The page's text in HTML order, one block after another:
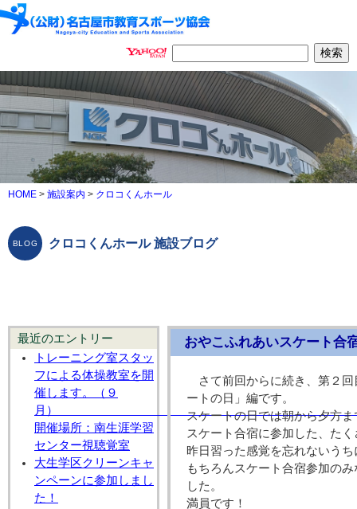
HOME > 施設案内 > クロコくんホール
クロコくんホール 施設ブログ
最近のエントリー
トレーニング室スタッ
フによる体操教室を開
催します。（９
月
開催場所：南生涯学習
センター視聴覚室
大生学区クリーンキャ
ンペーンに参加しまし
た！
おやこふれあいスケート合
さて前回からに続き、第２
ートの日」編です。
スケートの日では朝から夕方
スケート合宿に参加した、た
昨日習った感覚を忘れないう
もちろんスケート合宿参加の
した。
満員です！